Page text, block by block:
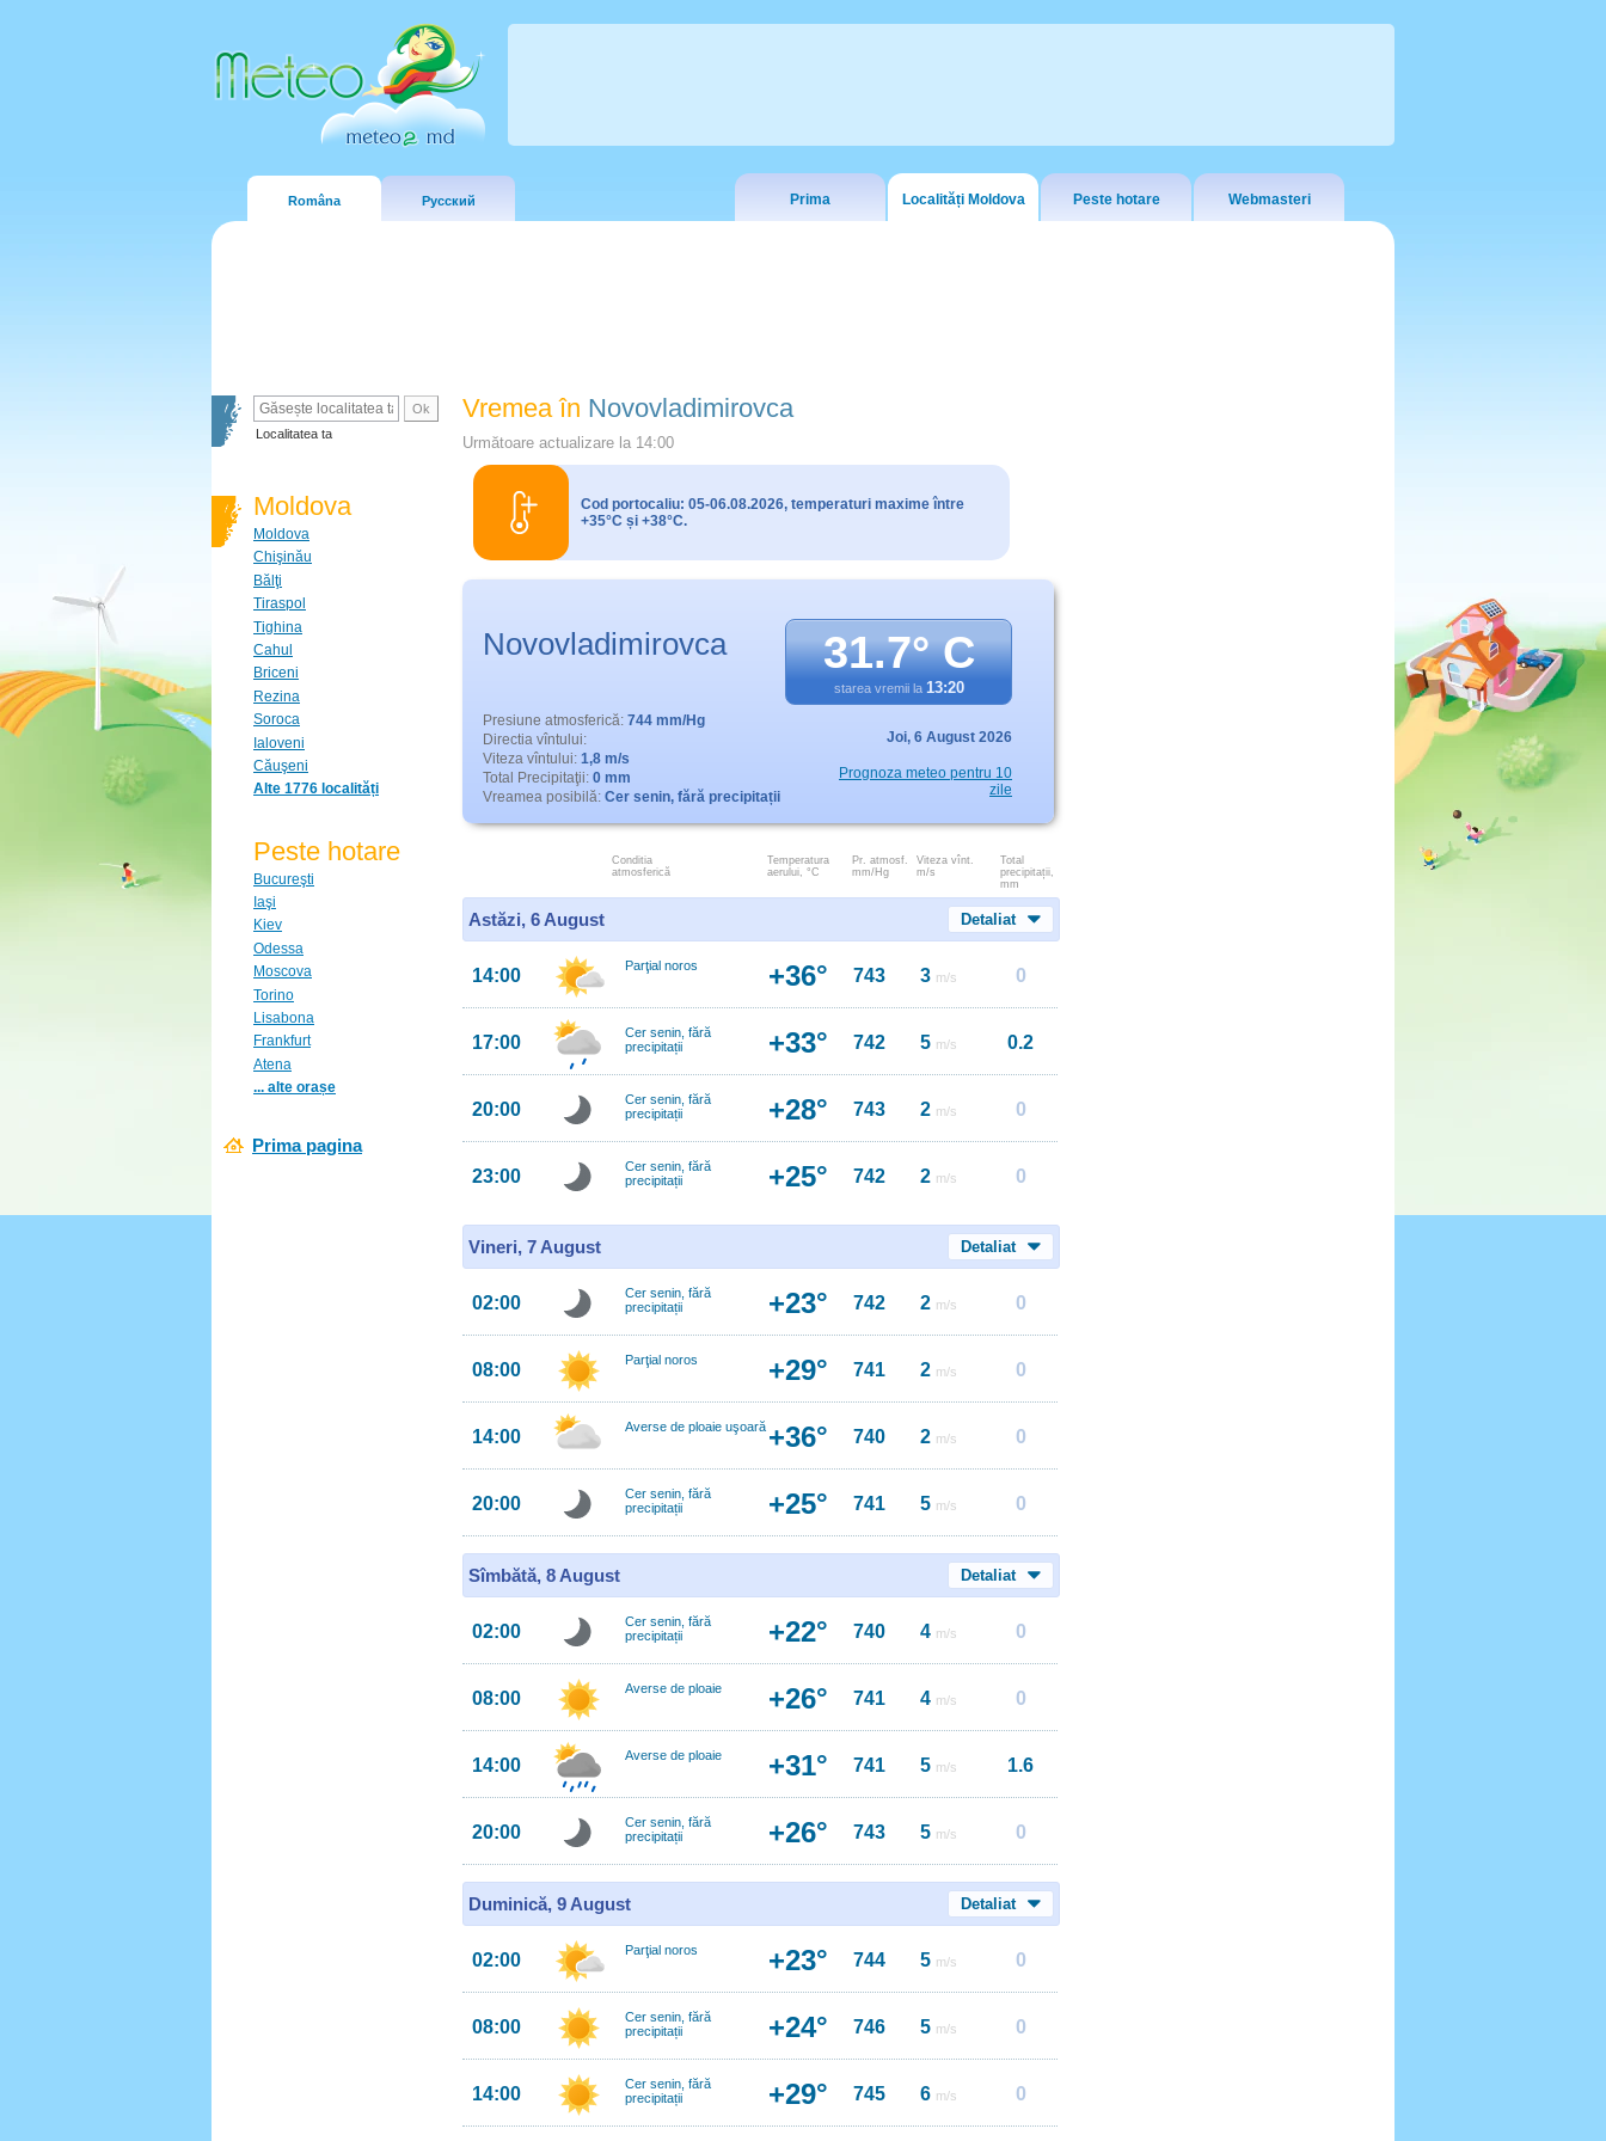
Româna Русский Prima Localități Moldova Peste hotare Webmasteri
Localitatea ta
Moldova
Moldova
Chişinău
Bălţi
Tiraspol
Tighina
Cahul
Briceni
Rezina
Soroca
Ialoveni
Căuşeni
Alte 1776 localități
Peste hotare
Bucureşti
Iaşi
Kiev
Odessa
Moscova
Torino
Lisabona
Frankfurt
Atena
... alte orașe
Prima pagina
Vremea în Novovladimirovca
Următoare actualizare la 14:00
Cod portocaliu: 05-06.08.2026, temperaturi maxime între
+35°C și +38°C.
Novovladimirovca 31.7° C
starea vremii la 13:20
Presiune atmosferică: 744 mm/Hg
Directia vîntului:
Viteza vîntului: 1,8 m/s
Total Precipitaţii: 0 mm
Vreamea posibilă: Cer senin, fără precipitații
Joi, 6 August 2026
Prognoza meteo pentru 10
zile
Conditia
atmosferică
Temperatura
aerului, °C
Pr. atmosf.
mm/Hg
Viteza vînt.
m/s
Total
precipitații,
mm
Astăzi, 6 August Detaliat
14:00 Parţial noros +36° 743 3 m/s 0
17:00
Cer senin, fără
precipitații
+33° 742 5 m/s 0.2
20:00
Cer senin, fără
precipitații
+28° 743 2 m/s 0
23:00
Cer senin, fără
precipitații
+25° 742 2 m/s 0
Vineri, 7 August Detaliat
02:00
Cer senin, fără
precipitații
+23° 742 2 m/s 0
08:00 Parţial noros +29° 741 2 m/s 0
14:00 Averse de ploaie uşoară +36° 740 2 m/s 0
20:00
Cer senin, fără
precipitații
+25° 741 5 m/s 0
Sîmbătă, 8 August Detaliat
02:00
Cer senin, fără
precipitații
+22° 740 4 m/s 0
08:00 Averse de ploaie +26° 741 4 m/s 0
14:00 Averse de ploaie +31° 741 5 m/s 1.6
20:00
Cer senin, fără
precipitații
+26° 743 5 m/s 0
Duminică, 9 August Detaliat
02:00 Parţial noros +23° 744 5 m/s 0
08:00
Cer senin, fără
precipitații
+24° 746 5 m/s 0
14:00
Cer senin, fără
precipitații
+29° 745 6 m/s 0